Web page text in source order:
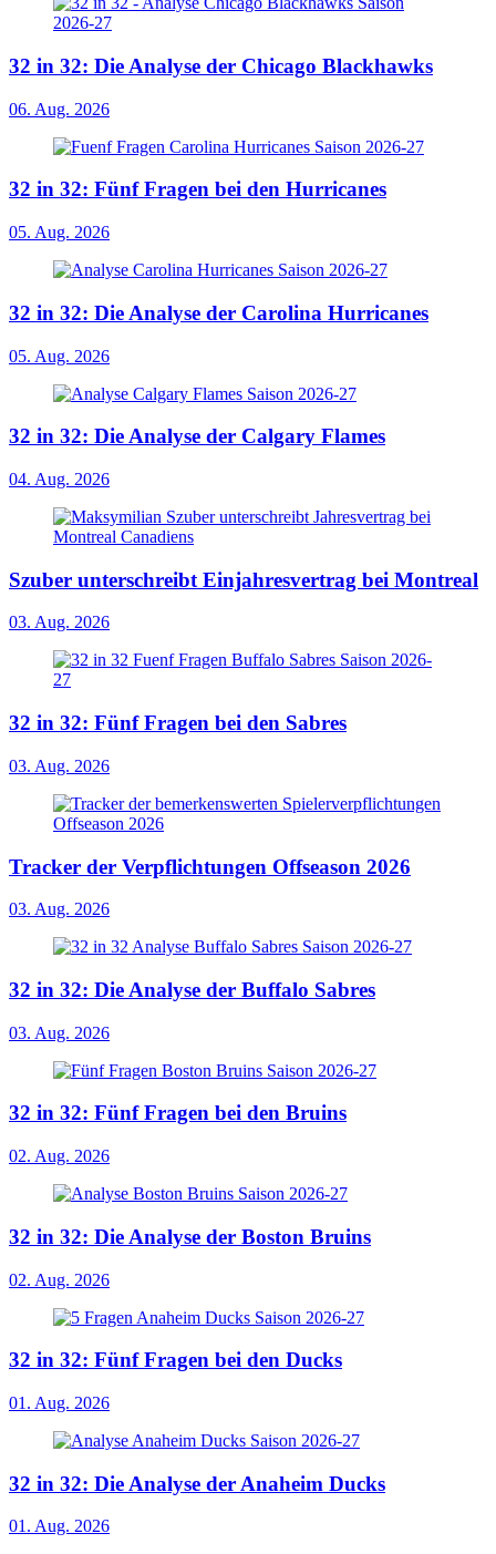
32 in 32: Die Analyse der Chicago Blackhawks
06. Aug. 2026
32 in 32: Fünf Fragen bei den Hurricanes
05. Aug. 2026
32 in 32: Die Analyse der Carolina Hurricanes
05. Aug. 2026
32 in 32: Die Analyse der Calgary Flames
04. Aug. 2026
Szuber unterschreibt Einjahresvertrag bei Montreal
03. Aug. 2026
32 in 32: Fünf Fragen bei den Sabres
03. Aug. 2026
Tracker der Verpflichtungen Offseason 2026
03. Aug. 2026
32 in 32: Die Analyse der Buffalo Sabres
03. Aug. 2026
32 in 32: Fünf Fragen bei den Bruins
02. Aug. 2026
32 in 32: Die Analyse der Boston Bruins
02. Aug. 2026
32 in 32: Fünf Fragen bei den Ducks
01. Aug. 2026
32 in 32: Die Analyse der Anaheim Ducks
01. Aug. 2026